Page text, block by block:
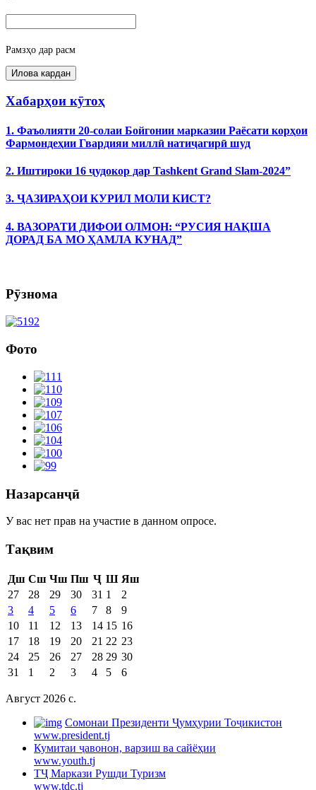
Рамзҳо дар расм
Хабарҳои кӯтоҳ
1. Фаъолияти 20-солаи Бойгонии марказии Раёсати корҳои
Фармондеҳии Гвардияи миллӣ натиҷагирӣ шуд
2. Иштироки 16 ҷудокор дар Tashkent Grand Slam-2024”
3. ҶАЗИРАҲОИ КУРИЛ МОЛИ КИСТ?
4. ВАЗОРАТИ ДИФОИ ОЛМОН: “РУСИЯ НАҚША
ДОРАД БА МО ҲАМЛА КУНАД”
Рӯзнома
Фото
Назарсанҷӣ
У вас нет прав на участие в данном опросе.
Тақвим
Дш Сш Чш Пш Ҷ Ш Яш
27
28 29 30 31 1
2
3
4 5 6 7 8
9
10
11 12 13 14 15 16
17
18 19 20 21 22 23
24
25 26 27 28 29 30
31
1 2 3 4 5 6
Август 2026 c.
Cомонаи Президенти Ҷумҳурии Тоҷикистон
www.president.tj
Кумитаи ҷавонон, варзиш ва сайёҳии
www.youth.tj
ТҶ Маркази Рушди Туризм
www.tdc.tj